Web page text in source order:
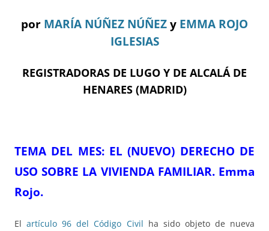
por MARÍA NÚÑEZ NÚÑEZ y EMMA ROJO
IGLESIAS
REGISTRADORAS DE LUGO Y DE ALCALÁ DE
HENARES (MADRID)
TEMA DEL MES: EL (NUEVO) DERECHO DE
USO SOBRE LA VIVIENDA FAMILIAR. Emma
Rojo.
Elartículo 96 del Código Civil ha sido objeto de nueva